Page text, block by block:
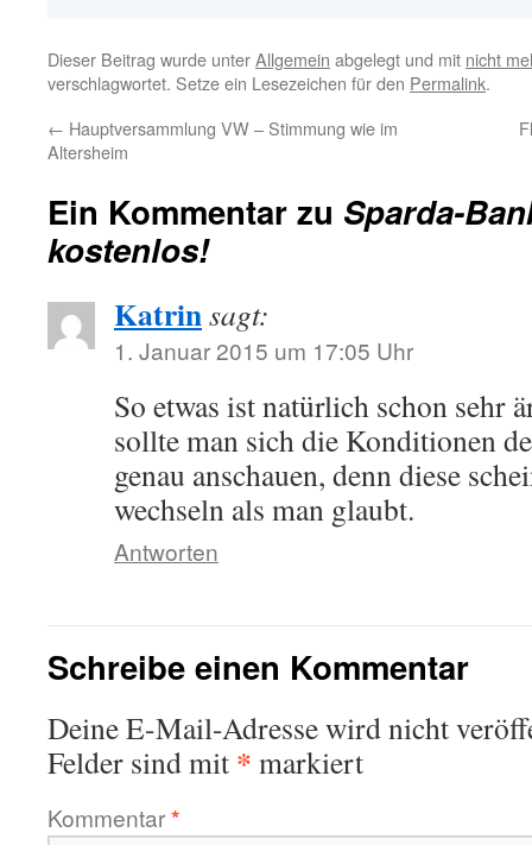
Dieser Beitrag wurde unterAllgemein abgelegt und mit nicht
verschlagwortet. Setze ein Lesezeichen für den Permalink.
← Hauptversammlung VW – Stimmung wie im
Altersheim
Ein Kommentar zu Sparda-
kostenlos!
Katrinsagt:
1. Januar 2015 um 17:05 Uhr
So etwas ist natürlich schon sehr
sollte man sich die Konditionen
genau anschauen, denn diese
wechseln als man glaubt.
Antworten
Schreibe einen Kommentar
Deine E-Mail-Adresse wird nicht
Felder sind mit * markiert
Kommentar*